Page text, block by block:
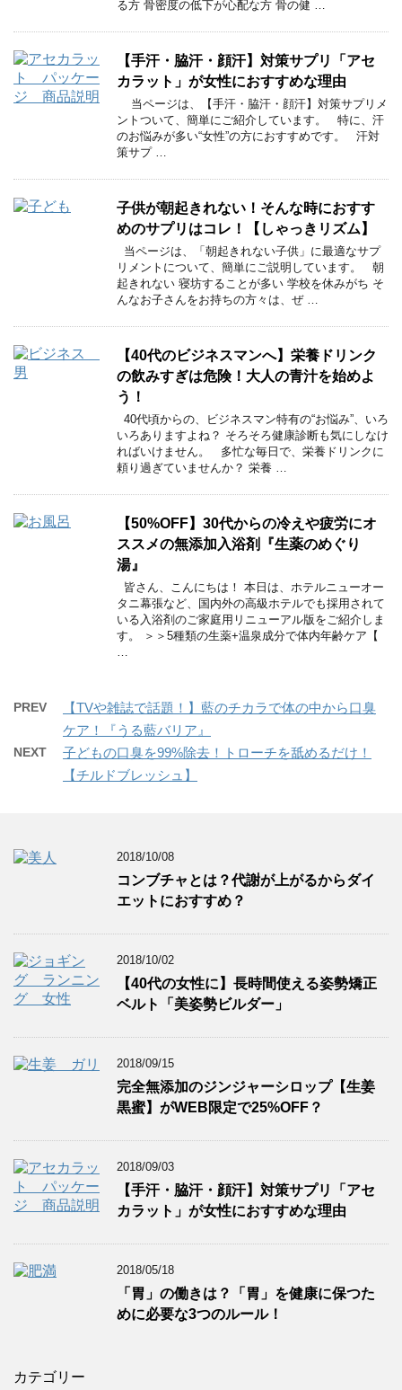
る方 骨密度の低下が心配な方 骨の健 …
【手汗・脇汗・顔汗】対策サプリ「アセ
カラット」が女性におすすめな理由
当ページは、【手汗・脇汗・顔汗】対策サプリメ
ントついて、簡単にご紹介しています。 特に、汗
のお悩みが多い“女性”の方におすすめです。 汗対
策サプ …
子供が朝起きれない！そんな時におすす
めのサプリはコレ！【しゃっきリズム】
当ページは、「朝起きれない子供」に最適なサプ
リメントについて、簡単にご説明しています。 朝
起きれない 寝坊することが多い 学校を休みがち そ
んなお子さんをお持ちの方々は、ぜ …
【40代のビジネスマンへ】栄養ドリンク
の飲みすぎは危険！大人の青汁を始めよ
う！
40代頃からの、ビジネスマン特有の“お悩み”、いろ
いろありますよね？ そろそろ健康診断も気にしなけ
ればいけません。 多忙な毎日で、栄養ドリンクに
頼り過ぎていませんか？ 栄養 …
【50%OFF】30代からの冷えや疲労にオ
ススメの無添加入浴剤『生薬のめぐり
湯』
皆さん、こんにちは！ 本日は、ホテルニューオー
タニ幕張など、国内外の高級ホテルでも採用されて
いる入浴剤のご家庭用リニューアル版をご紹介しま
す。 ＞＞5種類の生薬+温泉成分で体内年齢ケア【
…
PREV
【TVや雑誌で話題！】藍のチカラで体の中から口臭
ケア！『うる藍バリア』
NEXT
子どもの口臭を99%除去！トローチを舐めるだけ！
【チルドブレッシュ】
2018/10/08
コンブチャとは？代謝が上がるからダイ
エットにおすすめ？
2018/10/02
【40代の女性に】長時間使える姿勢矯正
ベルト「美姿勢ビルダー」
2018/09/15
完全無添加のジンジャーシロップ【生姜
黒蜜】がWEB限定で25%OFF？
2018/09/03
【手汗・脇汗・顔汗】対策サプリ「アセ
カラット」が女性におすすめな理由
2018/05/18
「胃」の働きは？「胃」を健康に保つた
めに必要な3つのルール！
カテゴリー